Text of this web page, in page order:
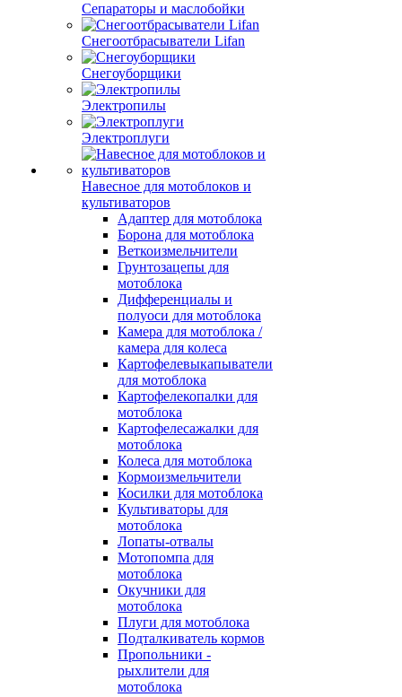
Сепараторы и маслобойки
Снегоотбрасыватели Lifan
Снегоуборщики
Электропилы
Электроплуги
Навесное для мотоблоков и
культиваторов
Адаптер для мотоблока
Борона для мотоблока
Веткоизмельчители
Грунтозацепы для
мотоблока
Дифференциалы и
полуоси для мотоблока
Камера для мотоблока /
камера для колеса
Картофелевыкапыватели
для мотоблока
Картофелекопалки для
мотоблока
Картофелесажалки для
мотоблока
Колеса для мотоблока
Кормоизмельчители
Косилки для мотоблока
Культиваторы для
мотоблока
Лопаты-отвалы
Мотопомпа для
мотоблока
Окучники для
мотоблока
Плуги для мотоблока
Подталкиватель кормов
Пропольники -
рыхлители для
мотоблока